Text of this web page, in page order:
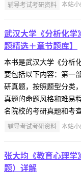
辅导考试考研资料 本站
武汉大学《分析化
题精选＋章节题库】
本书是武汉大学《分析
要包括以下内容：第一
研真题，按照题型分类
真题的命题风格和难易
名院校的考研真题和考
辅导考试考研资料 本站
张大均《教育心理
题）详解